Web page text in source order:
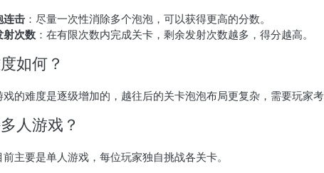
连击 ：尽量一次性消除多个泡泡，可以获得更高的分数。
射次数 ：在有限次数内完成关卡，剩余发射次数越多，得分越高。
如何？
的难度是逐级增加的，越往后的关卡泡泡布局更复杂，需要玩家考
人游戏？
主要是单人游戏，每位玩家独自挑战各关卡。